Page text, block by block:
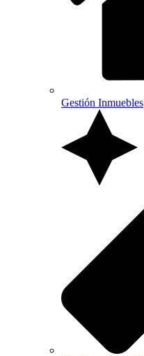
Gestión Inmuebles